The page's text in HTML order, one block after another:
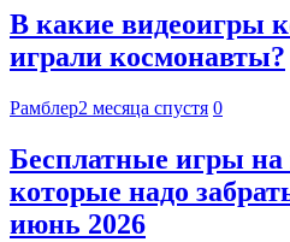
В какие видеоигры
играли космонавты?
Рамблер2 месяца спустя 0
Бесплатные игры
которые надо
июнь 2026